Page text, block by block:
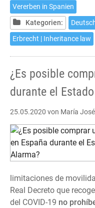
Haus
zu
gehen
Vererben in Spanien
Kategorien:
Erbrecht | Inheritance law
¿Es posible
durante el
25.05.2020 von María
limitaciones de
Real Decreto que
del COVID-19 no